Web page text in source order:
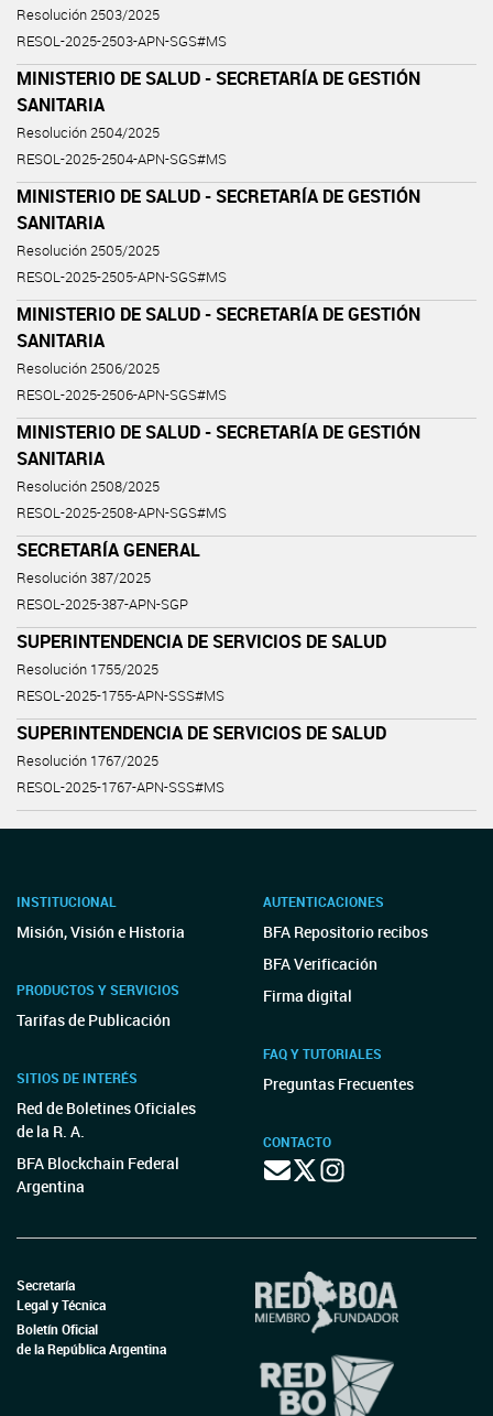
Resolución 2503/2025
RESOL-2025-2503-APN-SGS#MS
MINISTERIO DE SALUD - SECRETARÍA DE GESTIÓN
SANITARIA
Resolución 2504/2025
RESOL-2025-2504-APN-SGS#MS
MINISTERIO DE SALUD - SECRETARÍA DE GESTIÓN
SANITARIA
Resolución 2505/2025
RESOL-2025-2505-APN-SGS#MS
MINISTERIO DE SALUD - SECRETARÍA DE GESTIÓN
SANITARIA
Resolución 2506/2025
RESOL-2025-2506-APN-SGS#MS
MINISTERIO DE SALUD - SECRETARÍA DE GESTIÓN
SANITARIA
Resolución 2508/2025
RESOL-2025-2508-APN-SGS#MS
SECRETARÍA GENERAL
Resolución 387/2025
RESOL-2025-387-APN-SGP
SUPERINTENDENCIA DE SERVICIOS DE SALUD
Resolución 1755/2025
RESOL-2025-1755-APN-SSS#MS
SUPERINTENDENCIA DE SERVICIOS DE SALUD
Resolución 1767/2025
RESOL-2025-1767-APN-SSS#MS
INSTITUCIONAL
Misión, Visión e Historia
PRODUCTOS Y SERVICIOS
Tarifas de Publicación
SITIOS DE INTERÉS
Red de Boletines Oficiales
de la R. A.
BFA Blockchain Federal
Argentina
AUTENTICACIONES
BFA Repositorio recibos
BFA Verificación
Firma digital
FAQ Y TUTORIALES
Preguntas Frecuentes
CONTACTO
Secretaría
Legal y Técnica
Boletín Oficial
de la República Argentina